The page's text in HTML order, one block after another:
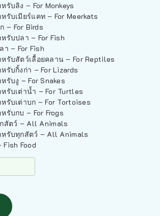
รับลิง – For Monkeys
หรับเมียร์แคท – For Meerkats
– For Birds
หรับปลา – For Fish
า – For Fish
หรับสัตว์เลื้อยคลาน – For Reptiles
หรับกิ้งก่า – For Lizards
หรับงู – For Snakes
หรับเต่าน้ำ – For Turtles
หรับเต่าบก – For Tortoises
หรับกบ – For Frogs
สัตว์ – All Animals
หรับทุกสัตว์ – All Animals
Food